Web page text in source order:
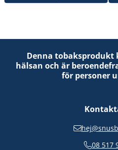
Denna tobaksprodukt
hälsan och är
för personer
08 517